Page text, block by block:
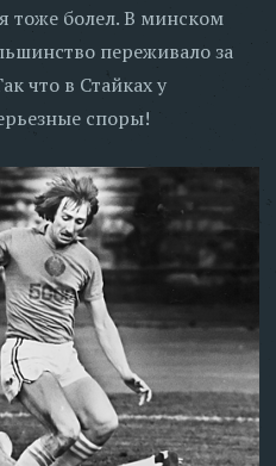
тоже болел. В минском
переживало за
что в Стайках у
споры!